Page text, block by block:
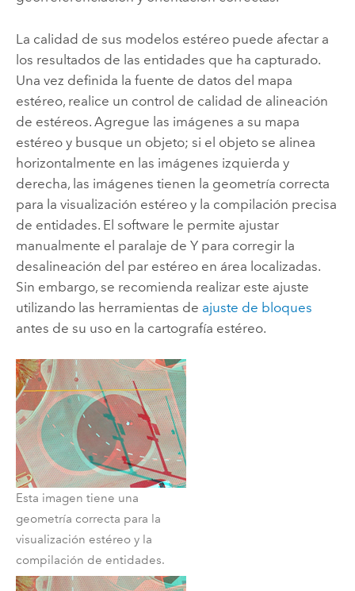
La calidad de sus modelos estéreo puede afectar a
los resultados de las entidades que ha capturado.
Una vez definida la fuente de datos del mapa
estéreo, realice un control de calidad de alineación
de estéreos. Agregue las imágenes a su mapa
estéreo y busque un objeto; si el objeto se alinea
horizontalmente en las imágenes izquierda y
derecha, las imágenes tienen la geometría correcta
para la visualización estéreo y la compilación precisa
de entidades. El software le permite ajustar
manualmente el paralaje de Y para corregir la
desalineación del par estéreo en área localizadas.
Sin embargo, se recomienda realizar este ajuste
utilizando las herramientas de ajuste de bloques
antes de su uso en la cartografía estéreo.
Esta imagen tiene una
geometría correcta para la
visualización estéreo y la
compilación de entidades.